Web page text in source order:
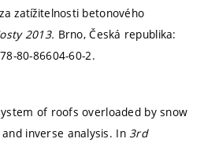
zatížitelnosti betonového
2013. Brno, Česká republika:
80-86604-60-2.
of roofs overloaded by snow
inverse analysis. In3rd